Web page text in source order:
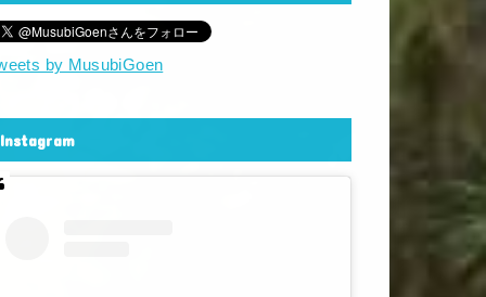
by MusubiGoen
Instagram